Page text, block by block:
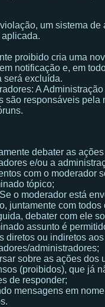
um sistema de
proibido cria uma
notificação e, em
será excluída.
A
são responsáveis ​​pela
debater as
e/ou a
com o moderador
tópico;
Se o moderador está
juntamente com todos
debater com ele
assunto é
diretos ou indiretos aos
administradores;
sobre as ações dos
(proibidos), que já
de responder;
mensagens em